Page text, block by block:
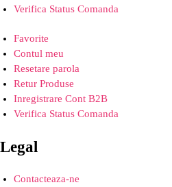
Verifica Status Comanda
Favorite
Contul meu
Resetare parola
Retur Produse
Inregistrare Cont B2B
Verifica Status Comanda
Legal
Contacteaza-ne